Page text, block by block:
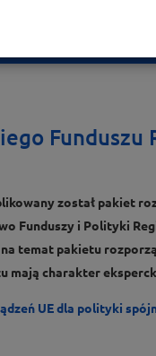
Funduszu
został pakiet
Funduszy i Polityki
temat pakietu
mają charakter
UE dla polityki